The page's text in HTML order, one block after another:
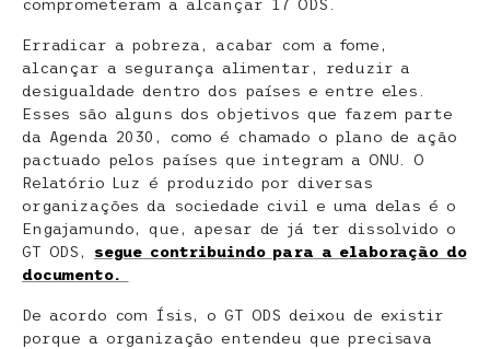
comprometeram a alcançar 17 ODS.
Erradicar a pobreza, acabar com a fome,
alcançar a segurança alimentar, reduzir a
desigualdade dentro dos países e entre eles.
Esses são alguns dos objetivos que fazem parte
da Agenda 2030, como é chamado o plano de ação
pactuado pelos países que integram a ONU. O
Relatório Luz é produzido por diversas
organizações da sociedade civil e uma delas é o
Engajamundo, que, apesar de já ter dissolvido o
GT ODS, segue contribuindo para a elaboração do
documento.
De acordo com Ísis, o GT ODS deixou de existir
porque a organização entendeu que precisava